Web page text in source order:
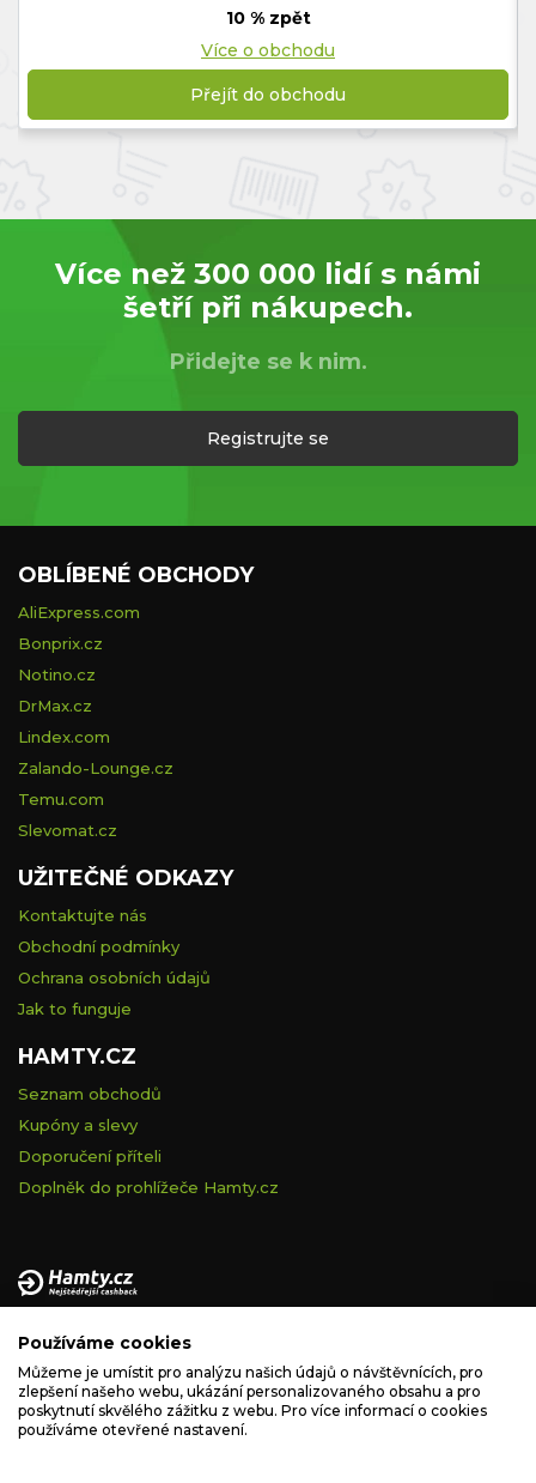
10 % zpět
Více o obchodu
Přejít do obchodu
Více než 300 000 lidí s námi
šetří při nákupech.
Přidejte se k nim.
Registrujte se
sídlem Na vápence 2885/2a, 130 00 Praha 3, IČ: 05228972,
zapsaná v obchodním rejstříku vedeném Městským soudem v
Praze, spisová značka C 260335.
podpora@hamty.cz
OBLÍBENÉ OBCHODY
AliExpress.com
Bonprix.cz
Notino.cz
DrMax.cz
Lindex.com
Zalando-Lounge.cz
Temu.com
Slevomat.cz
UŽITEČNÉ ODKAZY
Kontaktujte nás
Obchodní podmínky
Ochrana osobních údajů
Jak to funguje
HAMTY.CZ
Seznam obchodů
Kupóny a slevy
Doporučení příteli
Doplněk do prohlížeče Hamty.cz
Používáme cookies
Můžeme je umístit pro analýzu našich údajů o návštěvnících, pro
zlepšení našeho webu, ukázání personalizovaného obsahu a pro
poskytnutí skvělého zážitku z webu. Pro více informací o cookies
používáme otevřené nastavení.